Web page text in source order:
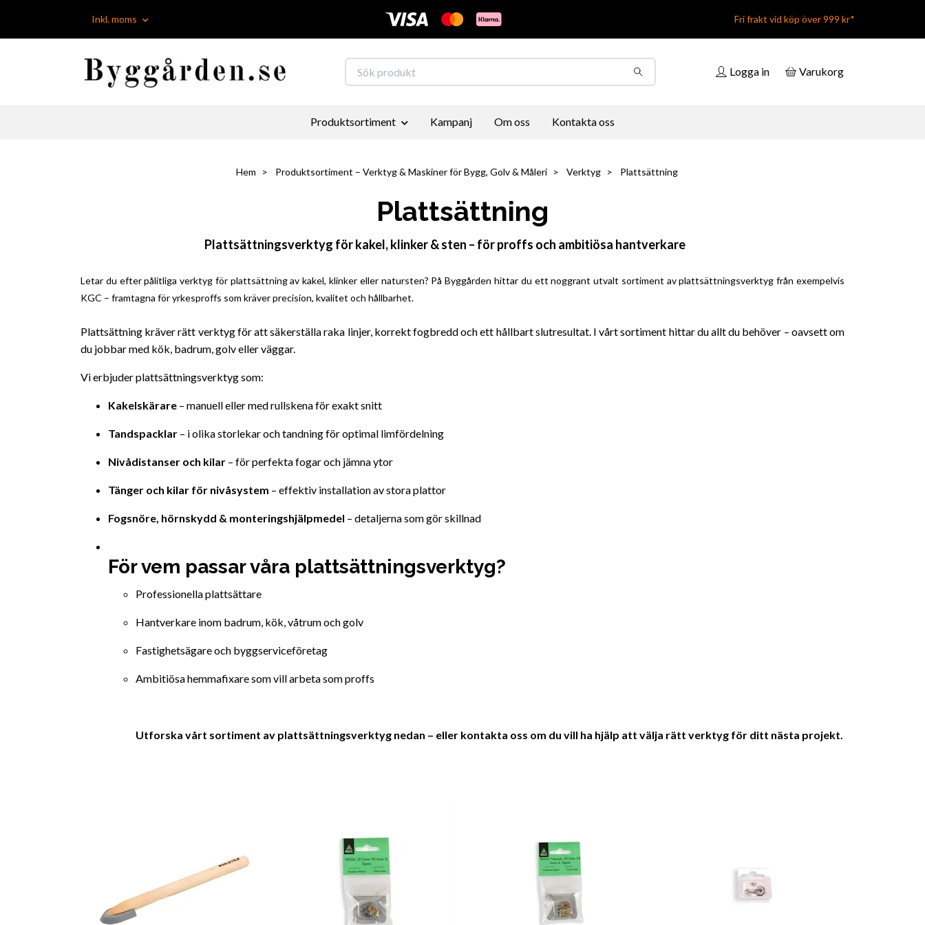
Inkl. moms Fri frakt vid köp över 999 kr*
Logga in Varukorg
Produktsortiment Kampanj Om oss Kontakta oss
Hem Produktsortiment – Verktyg & Maskiner för Bygg, Golv & Måleri Verktyg Plattsättning
Plattsättning
Plattsättningsverktyg för kakel, klinker & sten – för proffs och ambitiösa hantverkare
Letar du efter pålitliga verktyg för plattsättning av kakel, klinker eller natursten? På Byggården hittar du ett noggrant utvalt sortiment av plattsättningsverktyg från exempelvis
KGC – framtagna för yrkesproffs som kräver precision, kvalitet och hållbarhet.
Plattsättning kräver rätt verktyg för att säkerställa raka linjer, korrekt fogbredd och ett hållbart slutresultat. I vårt sortiment hittar du allt du behöver – oavsett om
du jobbar med kök, badrum, golv eller väggar.
Vi erbjuder plattsättningsverktyg som:
Kakelskärare – manuell eller med rullskena för exakt snitt
Tandspacklar – i olika storlekar och tandning för optimal limfördelning
Nivådistanser och kilar – för perfekta fogar och jämna ytor
Tänger och kilar för nivåsystem – effektiv installation av stora plattor
Fogsnöre, hörnskydd & monteringshjälpmedel – detaljerna som gör skillnad
För vem passar våra plattsättningsverktyg?
Professionella plattsättare
Hantverkare inom badrum, kök, våtrum och golv
Fastighetsägare och byggserviceföretag
Ambitiösa hemmafixare som vill arbeta som proffs
Utforska vårt sortiment av plattsättningsverktyg nedan – eller kontakta oss om du vill ha hjälp att välja rätt verktyg för ditt nästa projekt.